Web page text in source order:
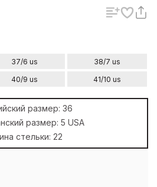
37/6 us
38/7 us
40/9 us 41/10 us
размер: 36
размер: 5 USA
стельки: 22